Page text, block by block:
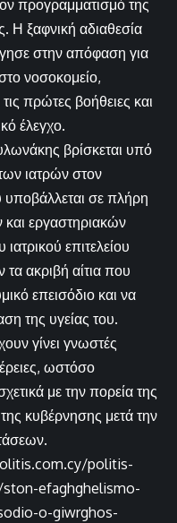
προγραμματισμό της
Η ξαφνική αδιαθεσία
στην απόφαση για
νοσοκομείο,
πρώτες βοήθειες και
έλεγχο.
βρίσκεται υπό
ιατρών στον
σε πλήρη
και εργαστηριακών
επιτελείου
τα ακριβή αίτια που
επεισόδιο και να
της υγείας του.
γίνει γνωστές
ωστόσο
με την πορεία της
κυβέρνησης μετά την
politis-
efaghghelismo-
o-giwrghos-